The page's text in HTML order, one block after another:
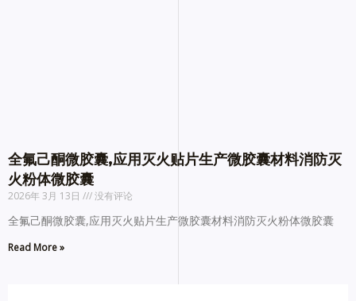
全氟己酮微胶囊,应用灭火贴片生产微胶囊材料消防灭
火粉体微胶囊
2026年 3月 13日 没有评论
全氟己酮微胶囊,应用灭火贴片生产微胶囊材料消防灭火粉体微胶囊
Read More »